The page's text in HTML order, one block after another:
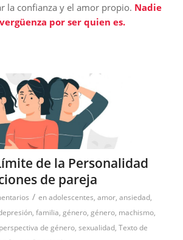
la confianza y el amor propio. Nadie
por ser quien es.
de la Personalidad
de pareja
/ enadolescentes, amor, ansiedad,
, familia, género, género, machismo,
perspectiva de género, sexualidad, Texto de